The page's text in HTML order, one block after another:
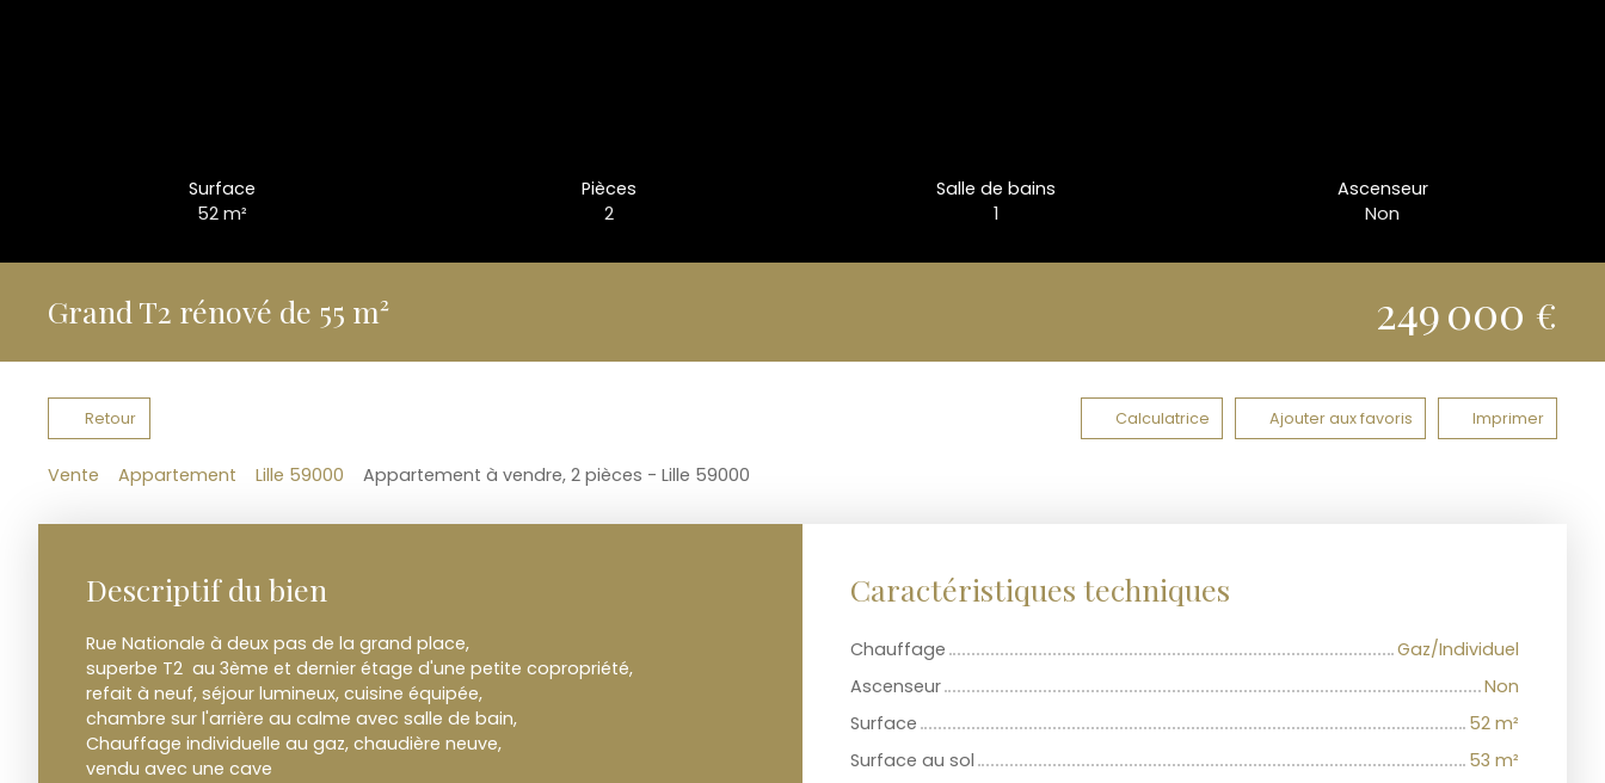
Surface
52m²
Pièces
2
Salle de bains
1
Ascenseur
Non
Grand T2 rénové de 55 m² 249 000 €
Retour Calculatrice Ajouter aux favoris Imprimer
Vente Appartement Lille 59000 Appartement à vendre, 2 pièces - Lille 59000
Descriptif du bien
Rue Nationale à deux pas de la grand place,
superbe T2 au 3ème et dernier étage d'une petite copropriété,
refait à neuf, séjour lumineux, cuisine équipée,
chambre sur l'arrière au calme avec salle de bain,
Chauffage individuelle au gaz, chaudière neuve,
vendu avec une cave
Caractéristiques techniques
Chauffage
Gaz/Individuel
Ascenseur
Non
Surface
52 m²
Surface au sol
53 m²